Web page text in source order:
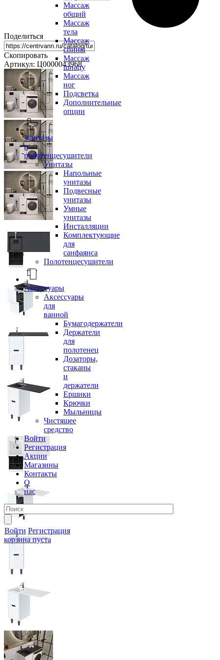
Массаж
общий
Массаж
тела
Массаж
спины
Массаж
шиацу
Массаж
ног
Подсветка
Дополнительные
опции
Унитазы
и
полотенцесушители
Унитазы
Напольные
унитазы
Подвесные
унитазы
Умные
унитазы
Инсталляции
Комплектующие
для
санфаянса
Полотенцесушители
Аксессуары
Аксессуары
для
ванной
Бумагодержатели
Держатели
для
полотенец
Дозаторы,
стаканы
и
держатели
Ершики
Крючки
Мыльницы
Чистящее
средство
Войти
Регистрация
Акции
Магазины
Контакты
О
нас
Войти Регистрация
корзина пуста
Поделиться
Скопировать
Артикул: Ц0000043968